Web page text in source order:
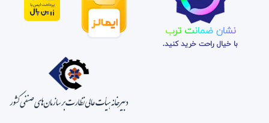
نشان ضمانت ترب
با خیال راحت خرید کنید.